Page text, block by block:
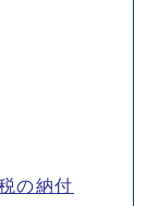
の納付